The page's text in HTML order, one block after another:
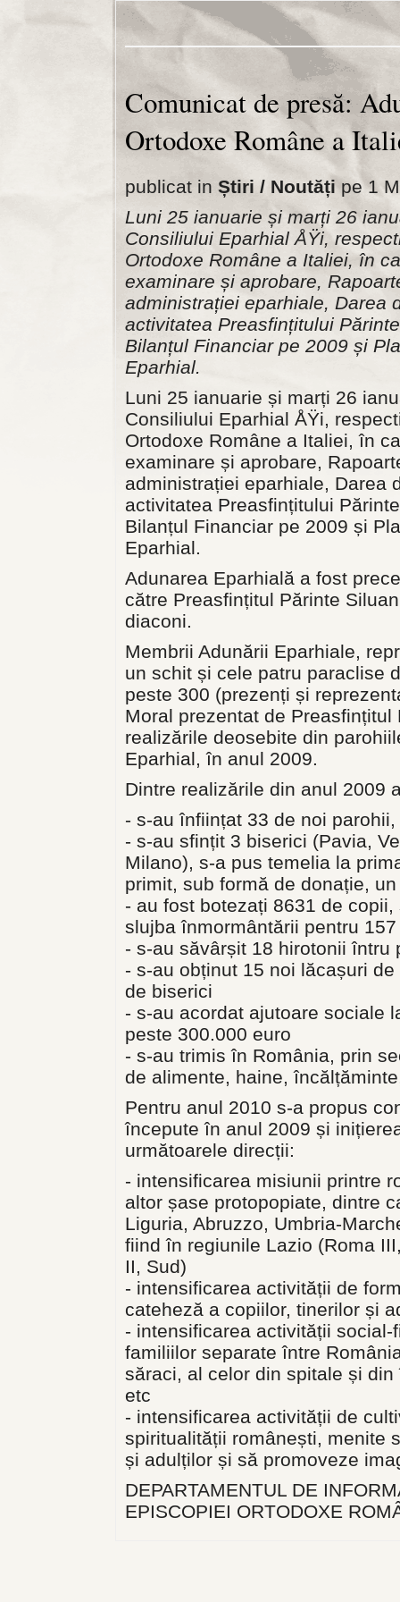
Comunicat de presă:
Ortodoxe Române a
publicat in Știri / Noutăți pe 1
Luni 25 ianuarie și marți 26
Consiliului Eparhial ÅŸi,
Ortodoxe Române a Italiei, în
examinare și aprobare,
administrației eparhiale, Darea
activitatea Preasfințitului
Bilanțul Financiar pe 2009 și
Eparhial.
Luni 25 ianuarie și marți 26
Consiliului Eparhial ÅŸi,
Ortodoxe Române a Italiei, în
examinare și aprobare,
administrației eparhiale, Darea
activitatea Preasfințitului
Bilanțul Financiar pe 2009 și
Eparhial.
Adunarea Eparhială a fost
către Preasfințitul Părinte
diaconi.
Membrii Adunării Eparhiale,
un schit și cele patru paraclise
peste 300 (prezenți și
Moral prezentat de
realizările deosebite din
Eparhial, în anul 2009.
Dintre realizările din anul 2009
- s-au înființat 33 de noi
- s-au sfințit 3 biserici (Pavia,
Milano), s-a pus temelia la
primit, sub formă de donație,
- au fost botezați 8631 de
slujba înmormântării pentru
- s-au săvârșit 18 hirotonii
- s-au obținut 15 noi lăcașuri
de biserici
- s-au acordat ajutoare sociale
peste 300.000 euro
- s-au trimis în România, prin
de alimente, haine,
Pentru anul 2010 s-a propus
începute în anul 2009 și
următoarele direcții:
- intensificarea misiunii printre
altor șase protopopiate, dintre
Liguria, Abruzzo, Umbria-
fiind în regiunile Lazio (Roma
II, Sud)
- intensificarea activității de
cateheză a copiilor, tinerilor și
- intensificarea activității
familiilor separate între
săraci, al celor din spitale și
etc
- intensificarea activității de
spiritualității românești, menite
și adulților și să promoveze
DEPARTAMENTUL DE
EPISCOPIEI ORTODOXE